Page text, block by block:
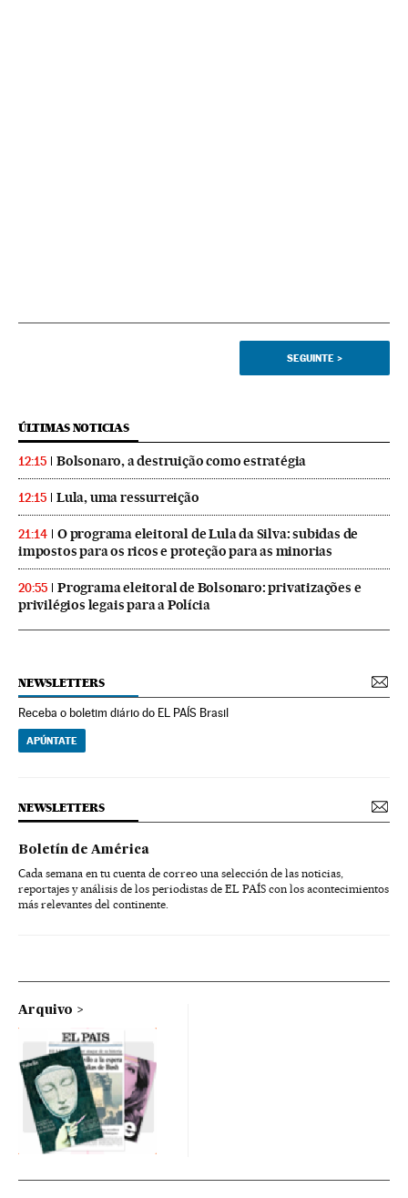
SEGUINTE >
ÚLTIMAS NOTICIAS
12:15 Bolsonaro, a destruição como estratégia
12:15 Lula, uma ressurreição
21:14
O programa eleitoral de Lula da Silva: subidas de
impostos para os ricos e proteção para as minorias
20:55
Programa eleitoral de Bolsonaro: privatizações e
privilégios legais para a Polícia
NEWSLETTERS
Receba o boletim diário do EL PAÍS Brasil
APÚNTATE
NEWSLETTERS
Boletín de América
Cada semana en tu cuenta de correo una selección de las noticias,
reportajes y análisis de los periodistas de EL PAÍS con los acontecimientos
más relevantes del continente.
Arquivo